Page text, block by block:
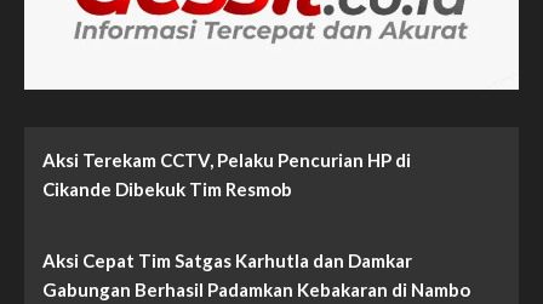
ke
Polda
Aksi Terekam CCTV, Pelaku Pencurian HP di
Cikande Dibekuk Tim Resmob
Aksi Cepat Tim Satgas Karhutla dan Damkar
Gabungan Berhasil Padamkan Kebakaran di Nambo